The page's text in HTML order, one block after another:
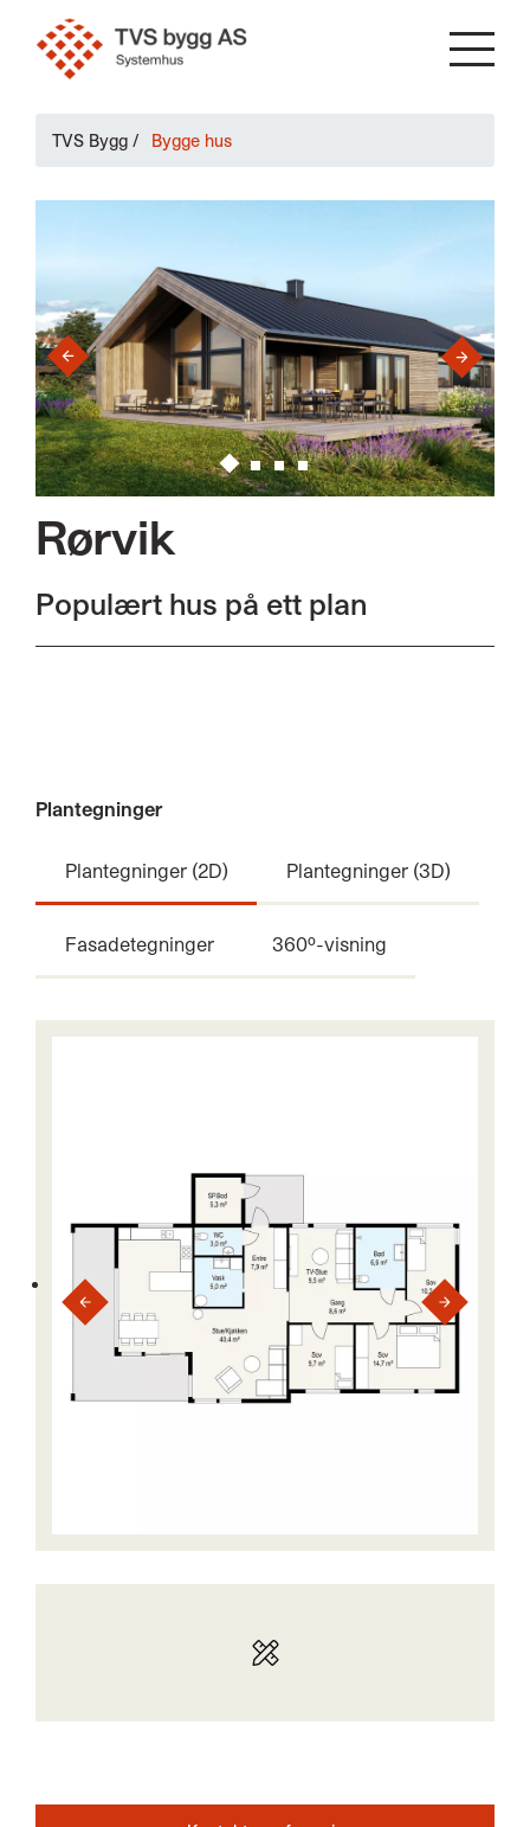
TVS Bygg / Bygge hus
‹ ›
Rørvik
Populært hus på ett plan
Plantegninger
Plantegninger (2D) Plantegninger (3D)
Fasadetegninger 360º-visning